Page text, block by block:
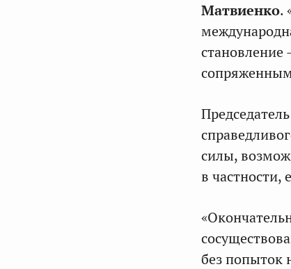
Матвиенко.
силы,
в частности,
без попыток